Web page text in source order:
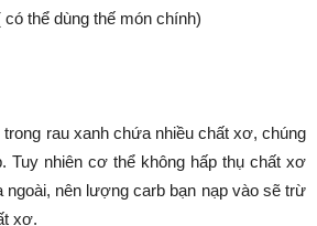
thể dùng thế món chính)
trong rau xanh chứa nhiều chất xơ, chúng
Tuy nhiên cơ thể không hấp thụ chất xơ
ngoài, nên lượng carb bạn nạp vào sẽ trừ
xơ.